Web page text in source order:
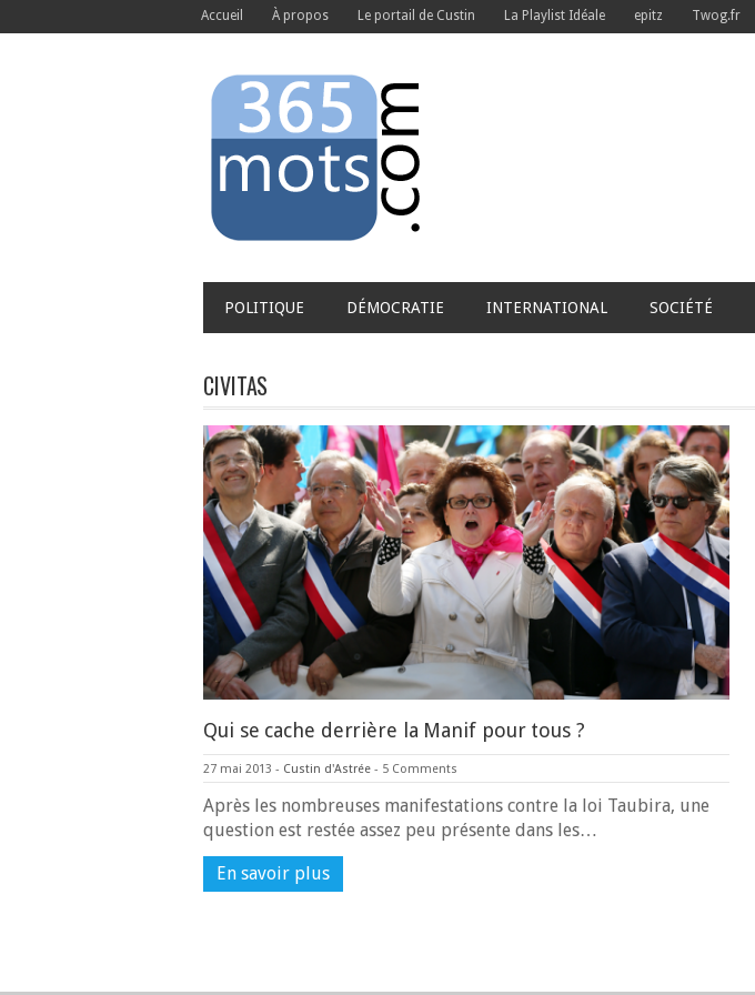
Accueil À propos Le portail de Custin La Playlist Idéale epitz Twog.fr
POLITIQUE DÉMOCRATIE INTERNATIONAL SOCIÉTÉ
CIVITAS
Qui se cache derrière la Manif pour tous ?
27 mai 2013 - Custin d'Astrée - 5 Comments
Après les nombreuses manifestations contre la loi Taubira, une
question est restée assez peu présente dans les…
En savoir plus